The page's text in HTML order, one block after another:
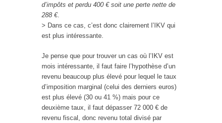
d’impôts et perdu 400 € soit une perte nette de
288 €.
> Dans ce cas, c’est donc clairement l’IKV qui
est plus intéressante.
Je pense que pour trouver un cas où l’IKV est
mois intéressante, il faut faire l’hypothèse d’un
revenu beaucoup plus élevé pour lequel le taux
d’imposition marginal (celui des derniers euros)
est plus élevé (30 ou 41 %) mais pour ce
deuxième taux, il faut dépasser 72 000 € de
revenu fiscal, donc revenu total divisé par